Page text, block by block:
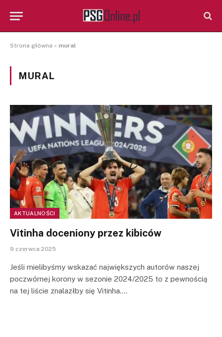
Strona główna » mural
MURAL
AKTUALNOŚCI
Vitinha doceniony przez kibiców
9 czerwca 2025
Jeśli mielibyśmy wskazać największych autorów naszej
poczwórnej korony w sezonie 2024/2025 to z pewnością
na tej liście znalazłby się Vitinha.…